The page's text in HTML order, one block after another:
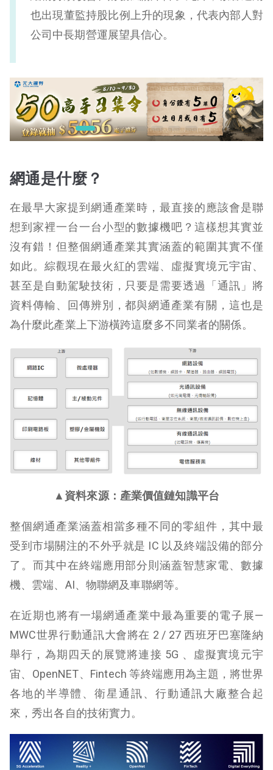
也出現董監持股比例上升的現象，代表內部人對
公司中長期營運展望具信心。
網通是什麼？
在最早大家提到網通產業時，最直接的應該會是聯
想到家裡一台一台小型的數據機吧？這樣想其實並
沒有錯！但整個網通產業其實涵蓋的範圍其實不僅
如此。綜觀現在最火紅的雲端、虛擬實境元宇宙、
甚至是自動駕駛技術，只要是需要透過「通訊」將
資料傳輸、回傳辨別，都與網通產業有關，這也是
為什麼此產業上下游橫跨這麼多不同業者的關係。
▲資料來源：產業價值鏈知識平台
整個網通產業涵蓋相當多種不同的零組件，其中最
受到市場關注的不外乎就是 IC 以及終端設備的部分
了。而其中在終端應用部分則涵蓋智慧家電、數據
機、雲端、AI、物聯網及車聯網等。
在近期也將有一場網通產業中最為重要的電子展—
MWC世界行動通訊大會將在 2 / 27 西班牙巴塞隆納
舉行，為期四天的展覽將連接 5G 、虛擬實境元宇
宙、OpenNET、Fintech 等終端應用為主題，將世界
各地的半導體、衛星通訊、行動通訊大廠整合起
來，秀出各自的技術實力。